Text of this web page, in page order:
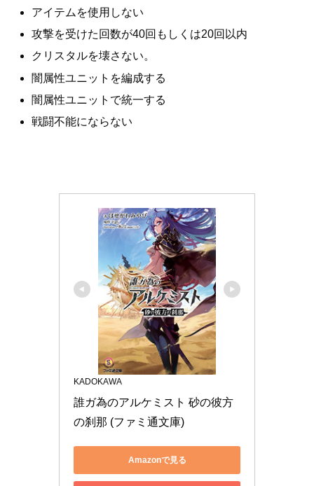
アイテムを使用しない
攻撃を受けた回数が40回もしくは20回以内
クリスタルを壊さない。
闇属性ユニットを編成する
闇属性ユニットで統一する
戦闘不能にならない
KADOKAWA
誰ガ為のアルケミスト 砂の彼方
の刹那 (ファミ通文庫)
Amazonで見る